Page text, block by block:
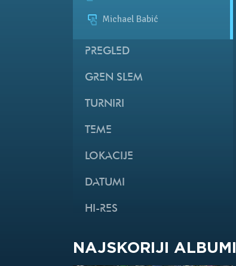
Michael Babić
PREGLED
GREN SLEM
TURNIRI
TEME
LOKACIJE
DATUMI
HI-RES
NAJSKORIJI ALBUMI